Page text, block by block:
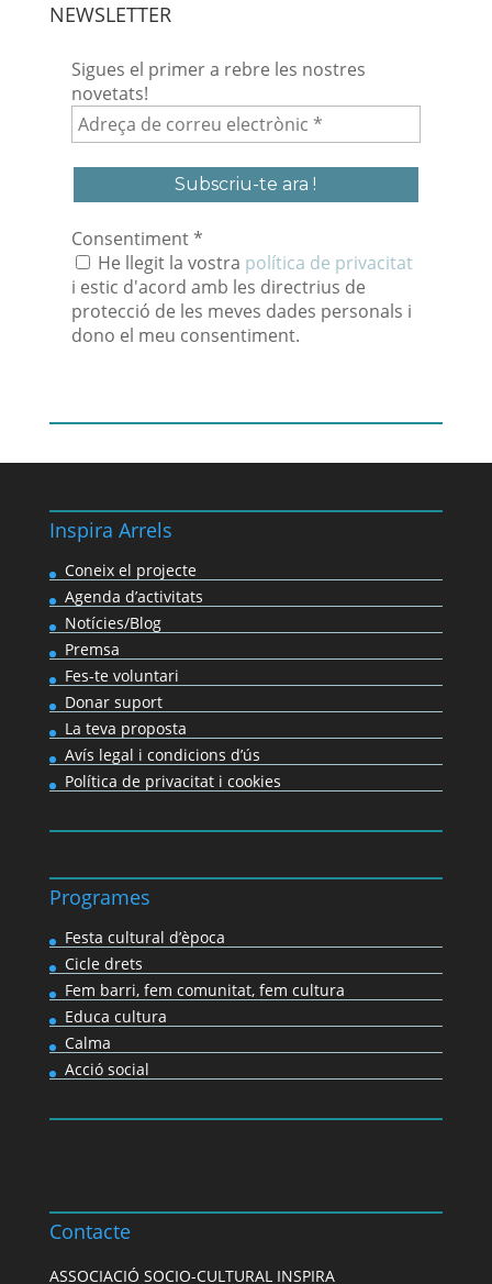
NEWSLETTER
Sigues el primer a rebre les nostres
novetats!
Adreça
de
correu
Consentiment*
He llegit la vostra política de privacitat
i estic d'acord amb les directrius de
protecció de les meves dades personals i
dono el meu consentiment.
Inspira Arrels
Coneix el projecte
Agenda d’activitats
Notícies/Blog
Premsa
Fes-te voluntari
Donar suport
La teva proposta
Avís legal i condicions d’ús
Política de privacitat i cookies
Programes
Festa cultural d’època
Cicle drets
Fem barri, fem comunitat, fem cultura
Educa cultura
Calma
Acció social
Contacte
ASSOCIACIÓ SOCIO-CULTURAL INSPIRA